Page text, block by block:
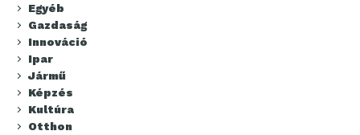
Egyéb
Gazdaság
Innováció
Ipar
Jármű
Képzés
Kultúra
Otthon